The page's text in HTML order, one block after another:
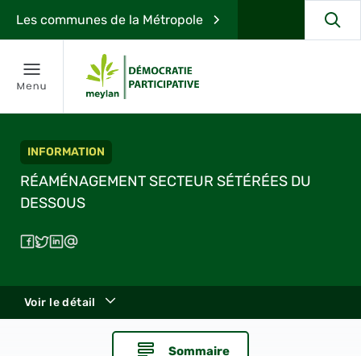
Les communes de la Métropole
INFORMATION
RÉAMÉNAGEMENT SECTEUR SÉTÉRÉES DU
DESSOUS
Voir le détail
Sommaire